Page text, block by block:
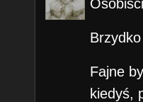
Fajne
kiedyś,